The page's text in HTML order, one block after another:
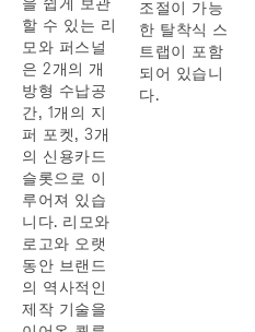
할 수 있는 리
모와 퍼스널
은 2개의 개
방형 수납공
간, 1개의 지
퍼 포켓, 3개
의 신용카드
슬롯으로 이
루어져 있습
니다. 리모와
로고와 오랫
동안 브랜드
의 역사적인
제작 기술을
조절이 가능
한 탈착식 스
트랩이 포함
되어 있습니
다.